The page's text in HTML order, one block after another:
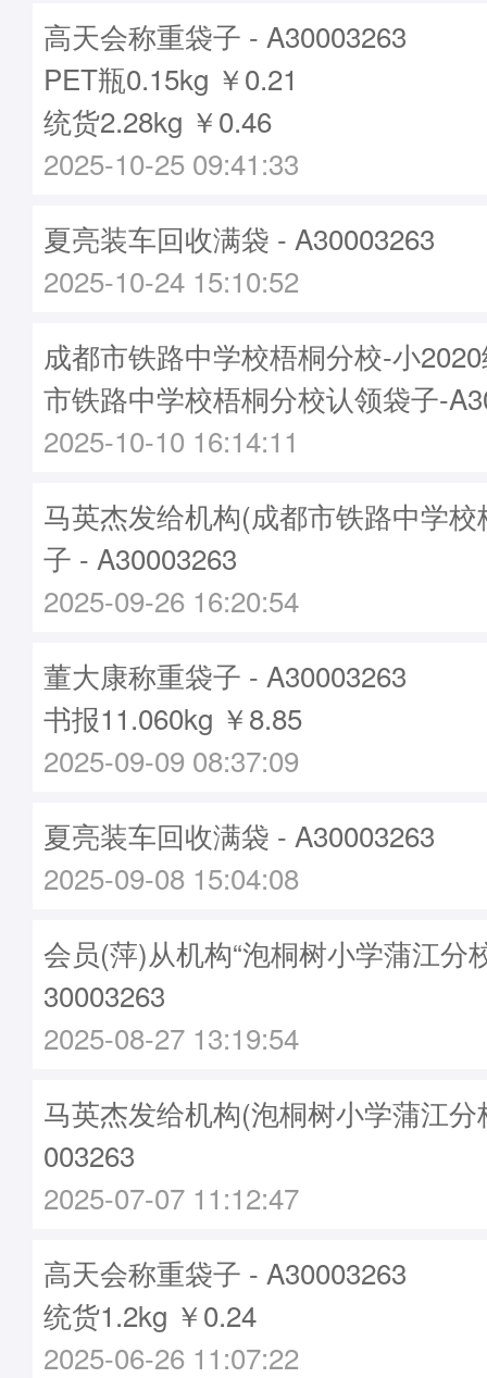
高天会称重袋子 - A30003263
PET瓶0.15kg ￥0.21
统货2.28kg ￥0.46
2025-10-25 09:41:33
夏亮装车回收满袋 - A30003263
2025-10-24 15:10:52
成都市铁路中学校梧桐分校-小
市铁路中学校梧桐分校认领袋子-
2025-10-10 16:14:11
马英杰发给机构(成都市铁路中学
子 - A30003263
2025-09-26 16:20:54
董大康称重袋子 - A30003263
书报11.060kg ￥8.85
2025-09-09 08:37:09
夏亮装车回收满袋 - A30003263
2025-09-08 15:04:08
会员(萍)从机构“泡桐树小学蒲江分
30003263
2025-08-27 13:19:54
马英杰发给机构(泡桐树小学蒲江
003263
2025-07-07 11:12:47
高天会称重袋子 - A30003263
统货1.2kg ￥0.24
2025-06-26 11:07:22